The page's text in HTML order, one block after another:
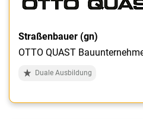
Straßenbauer (gn)
OTTO QUAST
Duale Ausbildung